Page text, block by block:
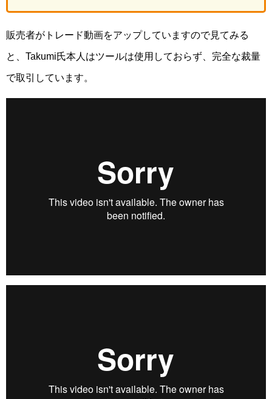
販売者がトレード動画をアップしていますので見てみる
と、Takumi氏本人はツールは使用しておらず、完全な裁量
で取引しています。